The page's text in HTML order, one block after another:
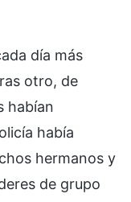
día más
otro, de
habían
había
hermanos y
de grupo